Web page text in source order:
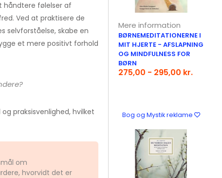
håndtere følelser af
Ved at praktisere de
selvforståelse, skabe en
et mere positivt forhold
praksisvenlighed, hvilket
om
hvorvidt det er
Mere information
BØRNEMEDITATIONERNE I
MIT HJERTE - AFSLAPNING
OG MINDFULNESS FOR
BØRN
275,00 - 295,00 kr.
Bog og Mystik reklame